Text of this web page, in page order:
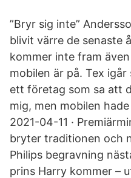
”Bryr sig inte”
blivit värre de senaste
kommer inte fram
mobilen är på. Tex
ett företag som sa att
mig, men mobilen
2021-04-11 ·
bryter traditionen och
Philips begravning
prins Harry kommer –